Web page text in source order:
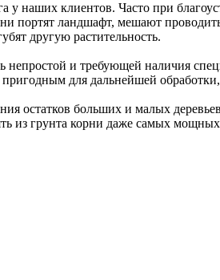
у наших клиентов. Часто при
портят ландшафт, мешают
другую растительность.
непростой и требующей наличия
для дальнейшей
остатков больших и малых
из грунта корни даже самых